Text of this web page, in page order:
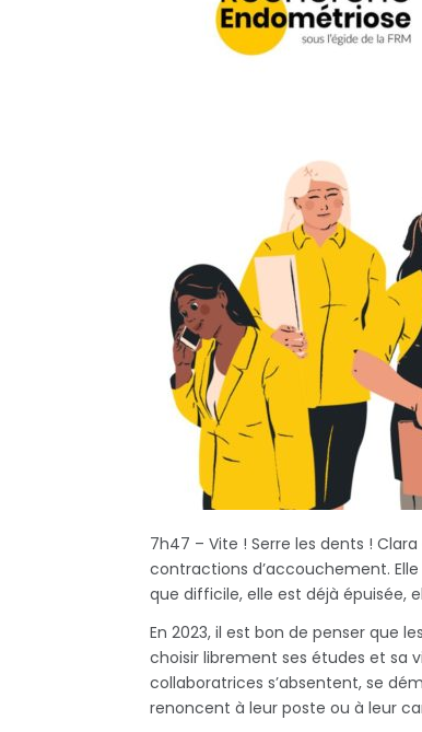
7h47 – Vite ! Serre les dents !
contractions d’accouchement.
que difficile, elle est déjà épuisée,
En 2023, il est bon de penser que
choisir librement ses études et sa
collaboratrices s’absentent, se
renoncent à leur poste ou à leur